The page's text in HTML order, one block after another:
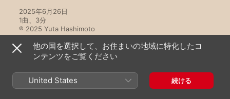
2025年6月26日
1曲、3分
℗ 2025 Yuta Hashimoto
橋本 裕太のその他の作品
他の国を選択して、お住まいの地域に特化したコ
ンテンツをご覧ください
United States 続ける